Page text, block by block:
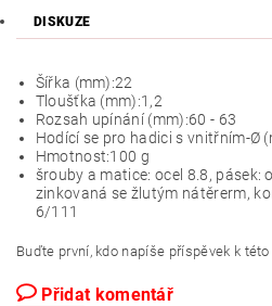
DISKUZE
Šířka (mm):22
Tloušťka (mm):1,2
Rozsah upínání (mm):60 - 63
Hodící se pro hadici s vnitřním-Ø
Hmotnost:100 g
šrouby a matice: ocel 8.8, pásek:
zinkovaná se žlutým nátěrerm,
6/111
Buďte první, kdo napíše příspěvek k této
Přidat komentář